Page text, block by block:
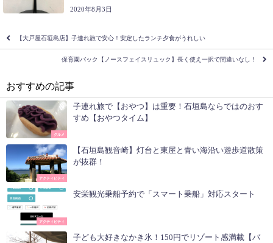
2020年8月3日
【大戸屋石垣島店】子連れ旅で安心！安定したランチ夕食がうれしい
保育園バック【ノースフェイスリュック】長く使え一択で間違いなし！
おすすめの記事
グルメ
子連れ旅で【おやつ】は重要！石垣島ならではのおす
すめ【おやつタイム】
アクティビティ
【石垣島観音崎】灯台と東屋と青い海沿い遊歩道散策
が抜群！
アクティビティ
安栄観光乗船予約で「スマート乗船」対応スタート
子ども大好きなかき氷！150円でリゾート感満載【バ